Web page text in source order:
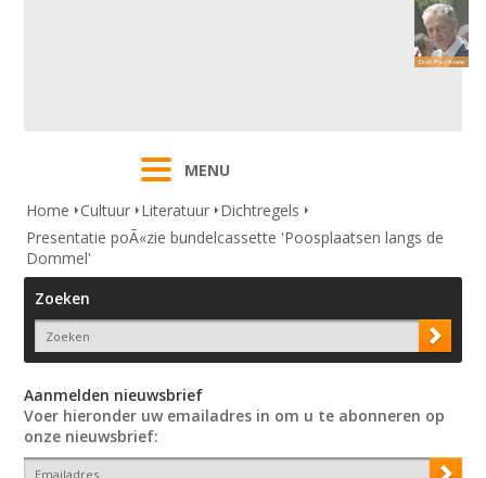
MENU
Home
Cultuur Literatuur Dichtregels
Presentatie poÃ«zie bundelcassette 'Poosplaatsen langs de
Dommel'
Zoeken
Aanmelden nieuwsbrief
Voer hieronder uw emailadres in om u te abonneren op
onze nieuwsbrief: